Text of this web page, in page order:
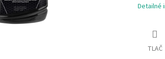
Detailné
TLAČ